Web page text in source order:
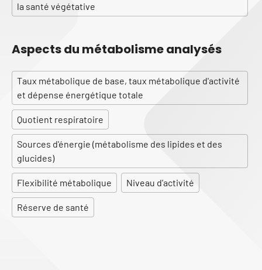
la santé végétative
Aspects du métabolisme analysés
Taux métabolique de base, taux métabolique d'activité
et dépense énergétique totale
Quotient respiratoire
Sources d'énergie (métabolisme des lipides et des
glucides)
Flexibilité métabolique Niveau d'activité
Réserve de santé